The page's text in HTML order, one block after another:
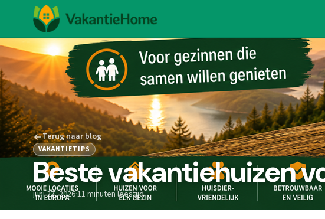
Terug naar blog
VAKANTIETIPS
Beste vakantiehuizen
juni 27, 2026·11 minuten leestijd